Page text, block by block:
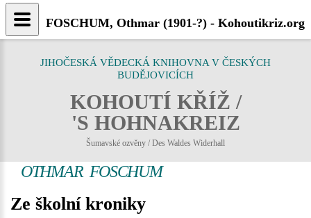
JIHOČESKÁ VĚDECKÁ KNIHOVNA V ČESKÝCH
BUDĚJOVICÍCH
KOHOUTÍ KŘÍŽ /
'S HOHNAKREIZ
Šumavské ozvěny / Des Waldes Widerhall
OTHMAR FOSCHUM
Ze školní kroniky
FOSCHUM, Othmar (1901-?) - Kohoutikriz.org